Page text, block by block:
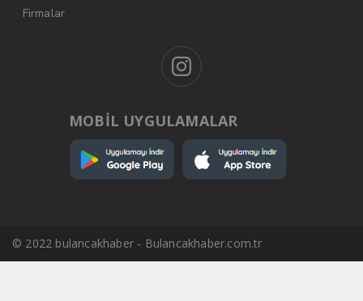
Firmalar
MOBİL UYGULAMALAR
© 2022 bulancakhaber - Bulancakhaber.com.tr